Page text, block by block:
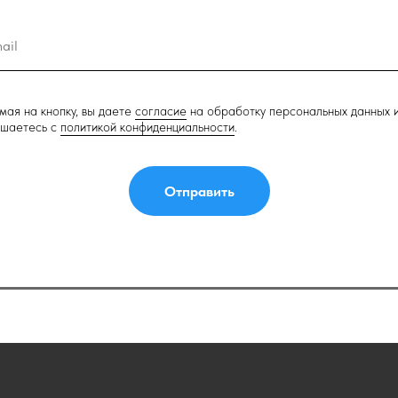
на кнопку, вы даете согласие на обработку персональных данных
c политикой конфиденциальности.
Отправить